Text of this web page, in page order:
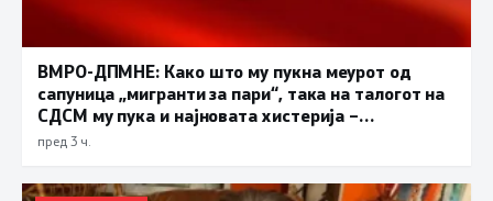
ВМРО-ДПМНЕ: Како што му пукна меурот од
сапуница „мигранти за пари“, така на талогот на
СДСМ му пука и најновата хистерија –
прифаќање на француски предлог
пред 3 ч.